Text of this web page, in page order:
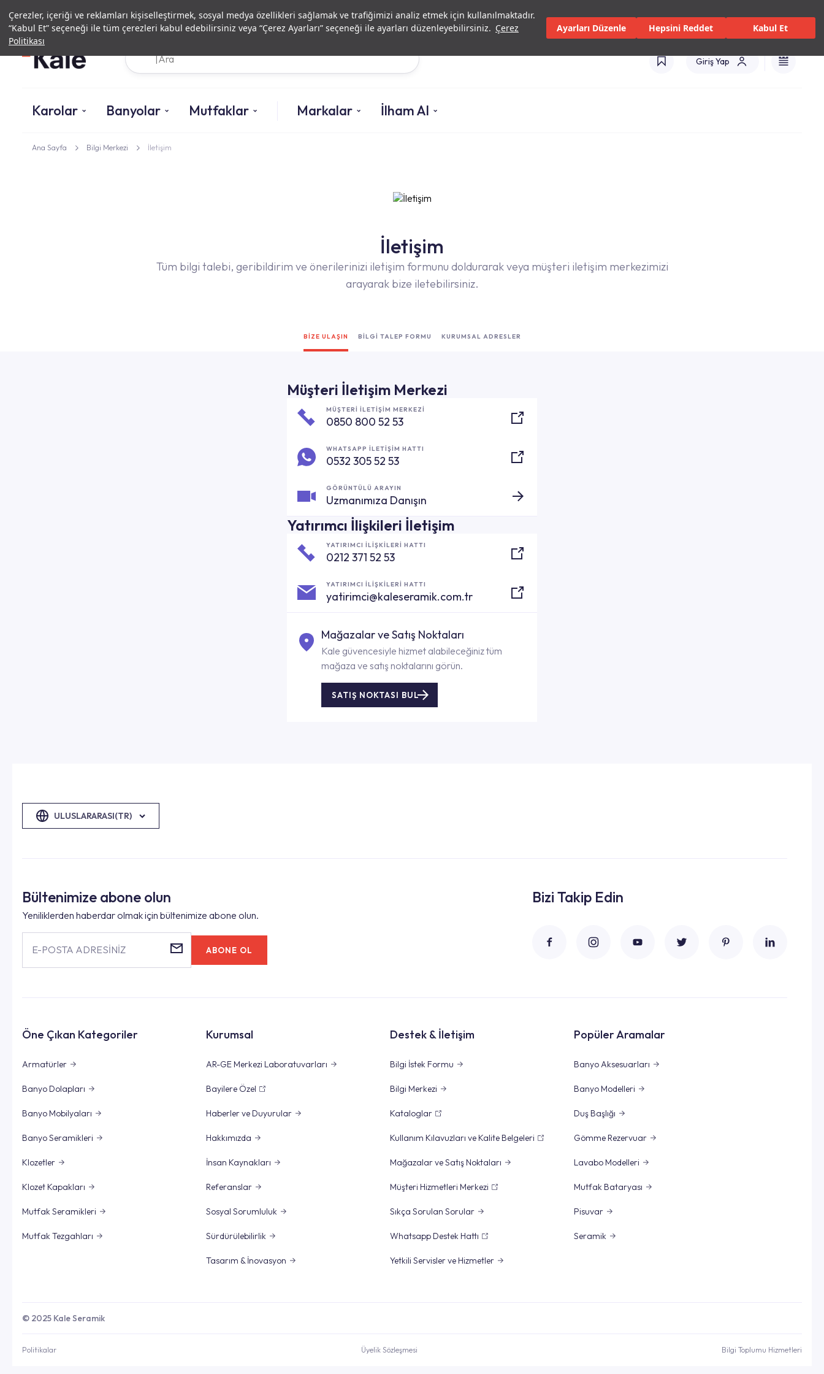
Çerezler, içeriği ve reklamları kişiselleştirmek, sosyal medya özellikleri sağlamak ve trafiğimizi analiz etmek için kullanılmaktadır.
“Kabul Et” seçeneği ile tüm çerezleri kabul edebilirsiniz veya “Çerez Ayarları” seçeneği ile ayarları düzenleyebilirsiniz. Çerez
Politikası
Ayarları Düzenle Hepsini Reddet Kabul Et
Yatırımcı İlişkileriYetkili Servisler ve HizmetlerMağazalarKataloglar Uluslararası(TR)
Ara Giriş Yap
Karolar Banyolar Mutfaklar Markalar İlham Al
Ana Sayfa Bilgi Merkezi İletişim
İletişim
Tüm bilgi talebi, geribildirim ve önerilerinizi iletişim formunu doldurarak veya müşteri iletişim merkezimizi
arayarak bize iletebilirsiniz.
BİZE ULAŞIN BİLGİ TALEP FORMU KURUMSAL ADRESLER
Müşteri İletişim Merkezi
MÜŞTERİ İLETİŞİM MERKEZİ
0850 800 52 53
WHATSAPP İLETİŞİM HATTI
0532 305 52 53
GÖRÜNTÜLÜ ARAYIN
Uzmanımıza Danışın
Yatırımcı İlişkileri İletişim
YATIRIMCI İLİŞKİLERİ HATTI
0212 371 52 53
YATIRIMCI İLİŞKİLERİ HATTI
yatirimci@kaleseramik.com.tr
Mağazalar ve Satış Noktaları
Kale güvencesiyle hizmet alabileceğiniz tüm
mağaza ve satış noktalarını görün.
SATIŞ NOKTASI BUL
ULUSLARARASI(TR)
Bültenimize abone olun
Yeniliklerden haberdar olmak için bültenimize abone olun.
E-POSTA ADRESİNİZ ABONE OL
Bizi Takip Edin
Öne Çıkan Kategoriler
Armatürler
Banyo Dolapları
Banyo Mobilyaları
Banyo Seramikleri
Klozetler
Klozet Kapakları
Mutfak Seramikleri
Mutfak Tezgahları
Kurumsal
AR-GE Merkezi Laboratuvarları
Bayilere Özel
Haberler ve Duyurular
Hakkımızda
İnsan Kaynakları
Referanslar
Sosyal Sorumluluk
Sürdürülebilirlik
Tasarım & İnovasyon
Destek & İletişim
Bilgi İstek Formu
Bilgi Merkezi
Kataloglar
Kullanım Kılavuzları ve Kalite Belgeleri
Mağazalar ve Satış Noktaları
Müşteri Hizmetleri Merkezi
Sıkça Sorulan Sorular
Whatsapp Destek Hattı
Yetkili Servisler ve Hizmetler
Popüler Aramalar
Banyo Aksesuarları
Banyo Modelleri
Duş Başlığı
Gömme Rezervuar
Lavabo Modelleri
Mutfak Bataryası
Pisuvar
Seramik
© 2025 Kale Seramik
Politikalar Üyelik Sözleşmesi Bilgi Toplumu Hizmetleri